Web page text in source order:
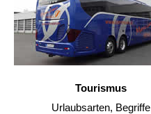
Tourismus
Urlaubsarten, Begriffe